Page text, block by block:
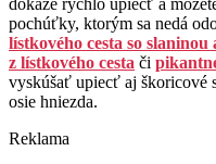
dokáže rýchlo upiecť a
pochúťky, ktorým sa nedá
lístkového cesta so
z lístkového cesta či
vyskúšať upiecť aj škoricové
osie hniezda.
Reklama